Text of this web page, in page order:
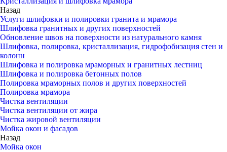
Назад
Услуги шлифовки и полировки гранита и мрамора
Шлифовка гранитных и других поверхностей
Обновление швов на поверхности из натурального камня
Шлифовка, полировка, кристаллизация, гидрофобизация стен и
колонн
Шлифовка и полировка мраморных и гранитных лестниц
Шлифовка и полировка бетонных полов
Полировка мраморных полов и других поверхностей
Полировка мрамора
Чистка вентиляции
Чистка вентиляции от жира
Чистка жировой вентиляции
Мойка окон и фасадов
Назад
Мойка окон